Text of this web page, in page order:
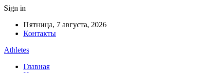
Sign in
Пятница, 7 августа, 2026
Контакты
Athletes
Главная